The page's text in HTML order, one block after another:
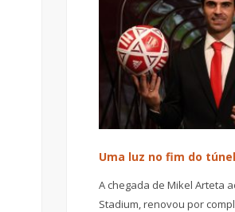
Uma luz no fim do túnel
A chegada de Mikel Arteta
Stadium, renovou por